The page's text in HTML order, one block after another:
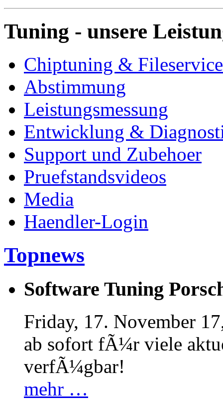
Tuning - unsere
Chiptuning & Fileservice
Abstimmung
Leistungsmessung
Entwicklung &
Support und Zubehoer
Pruefstandsvideos
Media
Haendler-Login
Topnews
Software Tuning
Friday, 17. November
ab sofort fÃ¼r viele
verfÃ¼gbar!
mehr …